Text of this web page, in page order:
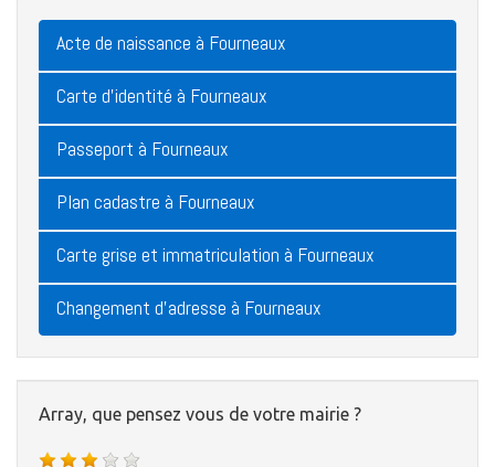
Acte de naissance à Fourneaux
Carte d'identité à Fourneaux
Passeport à Fourneaux
Plan cadastre à Fourneaux
Carte grise et immatriculation à Fourneaux
Changement d'adresse à Fourneaux
Array, que pensez vous de votre mairie ?